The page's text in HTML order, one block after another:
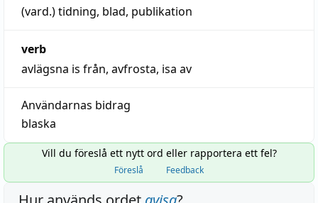
(vard.)tidning, blad, publikation
verb
avlägsna is från, avfrosta, isa av
Användarnas bidrag
blaska
Vill du föreslå ett nytt ord eller rapportera ett fel?
Föreslå Feedback